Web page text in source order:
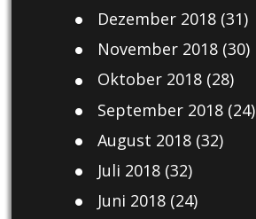
Dezember 2018(31)
November 2018(30)
Oktober 2018(28)
September 2018(24)
August 2018(32)
Juli 2018(32)
Juni 2018(24)